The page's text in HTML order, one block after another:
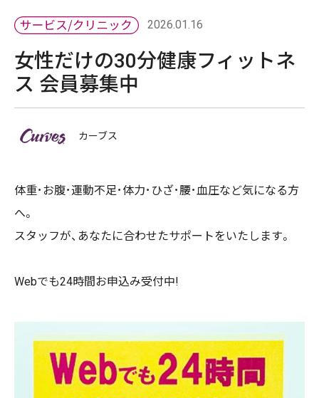
2026.01.16
女性だけの30分健康フィットネ
ス 会員募集中
カーブス
体重･お腹･運動不足･体力･ひざ･腰･血圧など気になる方
へ。
スタッフが、あなたに合わせたサポートをいたします。
Webでも24時間お申込み受付中!